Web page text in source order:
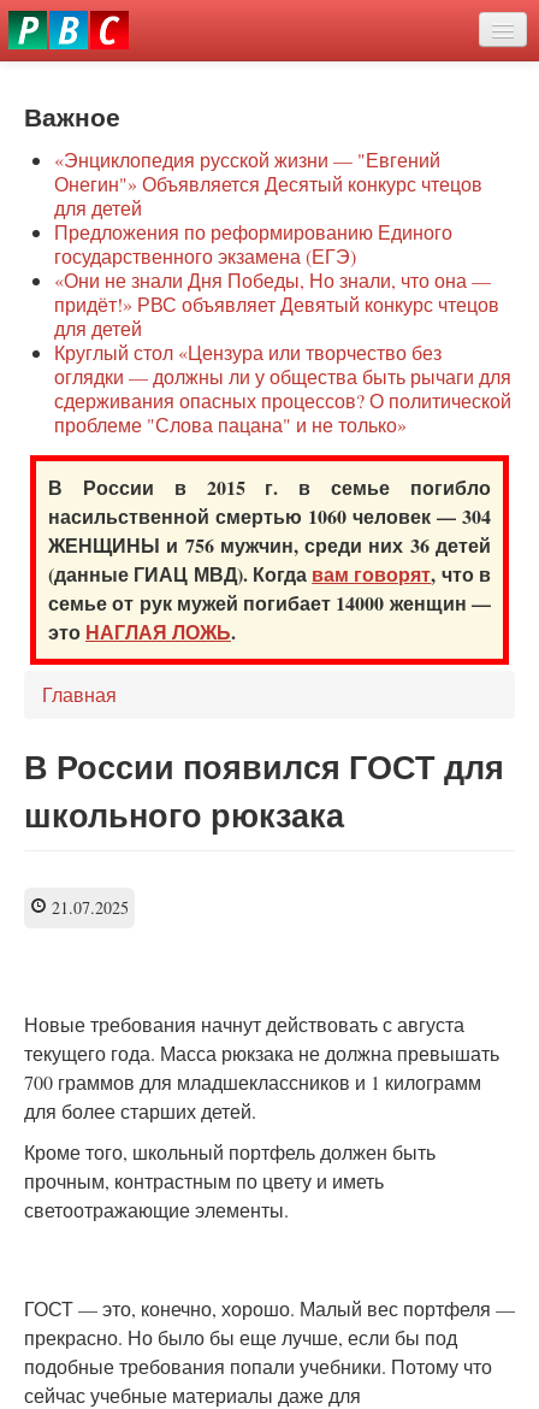
Перейти
к
О нас
Защита семей
Образование
Наше сопротивление
Регионы
Видео
Важное
«Энциклопедия русской жизни — "Евгений
Онегин"» Объявляется Десятый конкурс чтецов
для детей
Предложения по реформированию Единого
государственного экзамена (ЕГЭ)
«Они не знали Дня Победы, Но знали, что она —
придёт!» РВС объявляет Девятый конкурс чтецов
для детей
Круглый стол «Цензура или творчество без
оглядки — должны ли у общества быть рычаги для
сдерживания опасных процессов? О политической
проблеме "Слова пацана" и не только»
В России в 2015 г. в семье погибло
насильственной смертью 1060 человек — 304
ЖЕНЩИНЫ и 756 мужчин, среди них 36 детей
(данные ГИАЦ МВД). Когда вам говорят, что в
семье от рук мужей погибает 14000 женщин —
это НАГЛАЯ ЛОЖЬ.
Главная
В России появился ГОСТ для
школьного рюкзака
21.07.2025
Новые требования начнут действовать с августа
текущего года. Масса рюкзака не должна превышать
700 граммов для младшеклассников и 1 килограмм
для более старших детей.
Кроме того, школьный портфель должен быть
прочным, контрастным по цвету и иметь
светоотражающие элементы.
ГОСТ — это, конечно, хорошо. Малый вес портфеля —
прекрасно. Но было бы еще лучше, если бы под
подобные требования попали учебники. Потому что
сейчас учебные материалы даже для